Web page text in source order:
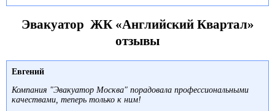
Эвакуатор ЖК «Английский Квартал»
отзывы
Евгений
Компания "Эвакуатор Москва" порадовала профессиональными
качествами, теперь только к ним!